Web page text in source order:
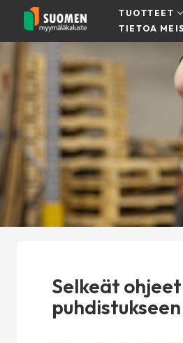
Hyppää
sisältöön
TUOTTEET
TIETOA
Selkeät
puhdistukseen